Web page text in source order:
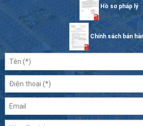
Hồ sơ pháp lý
Chính sách bán